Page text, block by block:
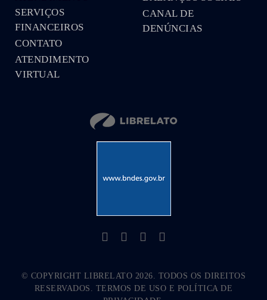
SERVIÇOS
FINANCEIROS
CONTATO
ATENDIMENTO
VIRTUAL
CANAL DE
DENÚNCIAS
© COPYRIGHT LIBRELATO 2026. TODOS OS DIREITOS
RESERVADOS. TERMOS DE USO E POLÍTICA DE